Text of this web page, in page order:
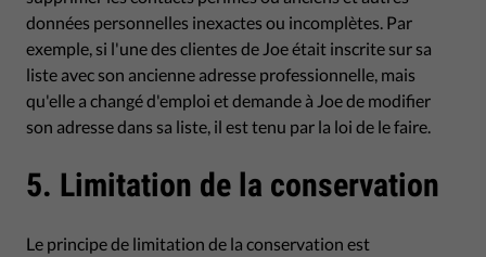
données personnelles inexactes ou incomplètes. Par
exemple, si l'une des clientes de Joe était inscrite sur sa
liste avec son ancienne adresse professionnelle, mais
qu'elle a changé d'emploi et demande à Joe de modifier
son adresse dans sa liste, il est tenu par la loi de le faire.
5. Limitation de la conservation
Le principe de limitation de la conservation est